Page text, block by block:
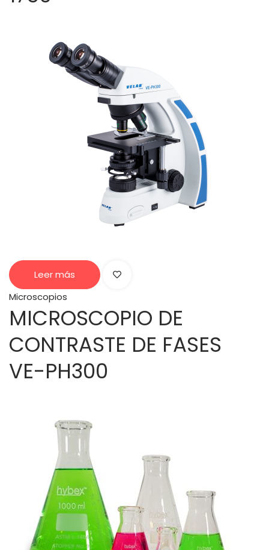
Leer más
Microscopios
MICROSCOPIO DE
CONTRASTE DE FASES
VE-PH300